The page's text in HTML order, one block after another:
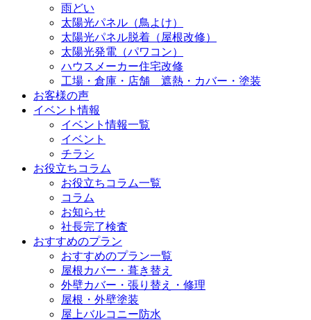
雨どい
太陽光パネル（鳥よけ）
太陽光パネル脱着（屋根改修）
太陽光発電（パワコン）
ハウスメーカー住宅改修
工場・倉庫・店舗 遮熱・カバー・塗装
お客様の声
イベント情報
イベント情報一覧
イベント
チラシ
お役立ちコラム
お役立ちコラム一覧
コラム
お知らせ
社長完了検査
おすすめのプラン
おすすめのプラン一覧
屋根カバー・葺き替え
外壁カバー・張り替え・修理
屋根・外壁塗装
屋上バルコニー防水